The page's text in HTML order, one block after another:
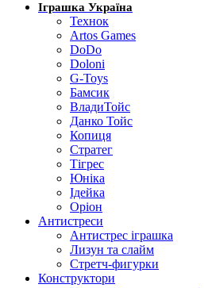
Іграшка Україна
Технок
Artos Games
DoDo
Doloni
G-Toys
Бамсик
ВладиТойс
Данко Тойс
Копиця
Стратег
Тігрес
Юніка
Ідейка
Оріон
Антистреси
Антистрес іграшка
Лизун та слайм
Стретч-фигурки
Конструктори